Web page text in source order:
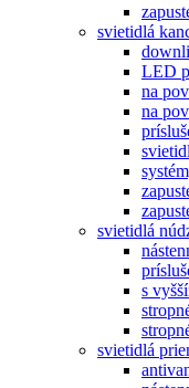
svietidlá
LED
na
na
svietidlá
s
svietidlá